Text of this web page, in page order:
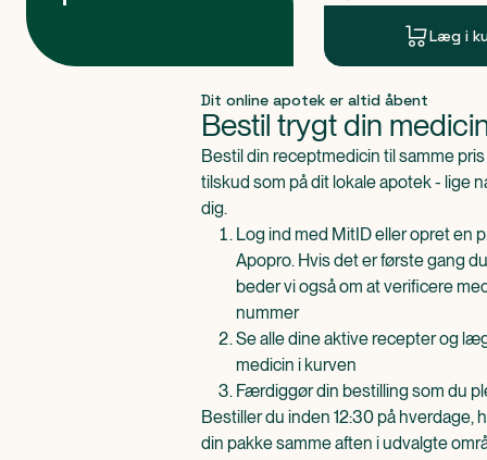
Læg i
Dit online apotek er altid åbent
Bestil trygt din
Bestil din receptmedicin til samme
tilskud som på dit lokale apotek - lige
dig.
Log ind med MitID eller opret en
Apopro. Hvis det er første gang
beder vi også om at verificere
nummer
Se alle dine aktive recepter og
medicin i kurven
Færdiggør din bestilling som du
Bestiller du inden 12:30 på hverdage,
din pakke samme aften i udvalgte